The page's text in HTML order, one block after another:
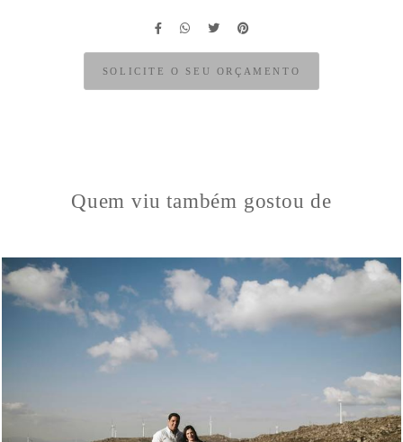
SOLICITE O SEU ORÇAMENTO
Quem viu também gostou de